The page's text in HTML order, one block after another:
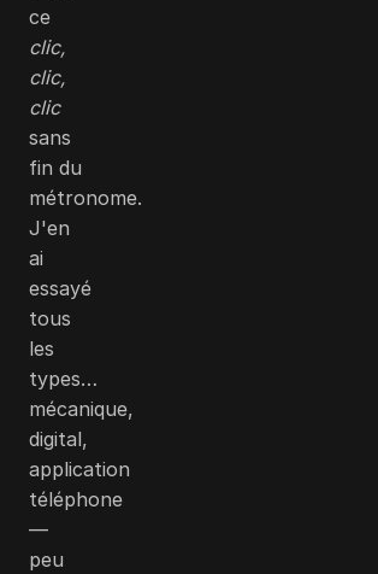
ce
clic,
clic,
clic
sans
fin du
métronome.
J'en
ai
essayé
tous
les
types…
mécanique,
digital,
application
téléphone
—
peu